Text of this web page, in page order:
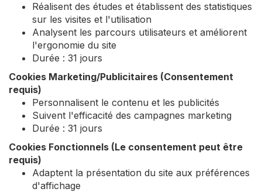
Réalisent des études et établissent des statistiques
sur les visites et l'utilisation
Analysent les parcours utilisateurs et améliorent
l'ergonomie du site
Durée : 31 jours
Cookies Marketing/Publicitaires (Consentement
requis)
Personnalisent le contenu et les publicités
Suivent l'efficacité des campagnes marketing
Durée : 31 jours
Cookies Fonctionnels (Le consentement peut être
requis)
Adaptent la présentation du site aux préférences
d'affichage